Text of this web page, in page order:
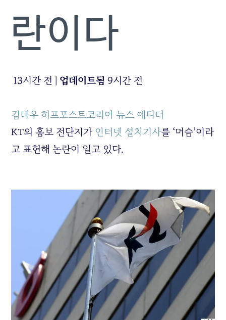
란이다
13시간 전 | 업데이트됨 9시간 전
김태우 허프포스트코리아 뉴스 에디터
KT의 홍보 전단지가 인터넷 설치기사를 ‘머슴’이라
고 표현해 논란이 일고 있다.